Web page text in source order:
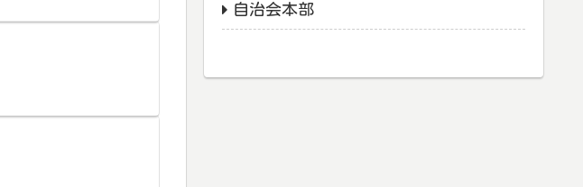
自治会本部